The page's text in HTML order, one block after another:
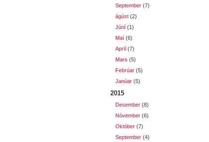
September (7)
ágúst (2)
Júní (1)
Maí (6)
Apríl (7)
Mars (5)
Febrúar (5)
Janúar (5)
2015
Desember (8)
Nóvember (6)
Október (7)
September (4)